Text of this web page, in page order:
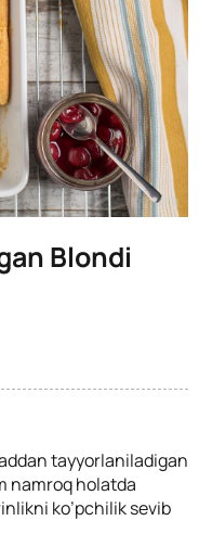
Blondi
tayyorlaniladigan
namroq holatda
ko’pchilik sevib